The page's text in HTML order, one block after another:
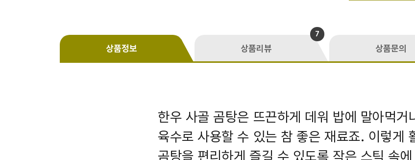
상품정보 상품리뷰
7
상품문의
한우 사골 곰탕은 뜨끈하게 데워 밥에 말아먹거
육수로 사용할 수 있는 참 좋은 재료죠. 이렇게
곰탕을 편리하게 즐길 수 있도록 작은 스틱 속